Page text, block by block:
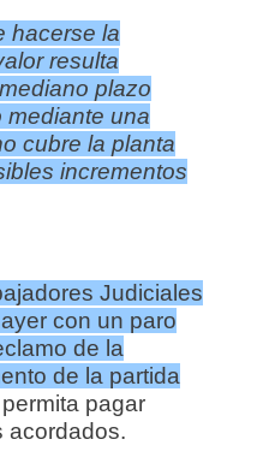
hacerse la
resulta
plazo
mediante una
cubre la planta
incrementos
Judiciales
con un paro
de la
de la partida
pagar
acordados.